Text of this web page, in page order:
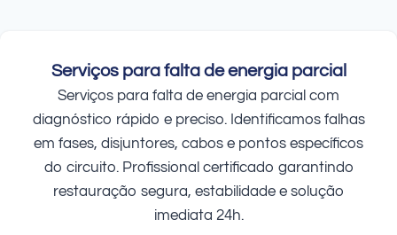
Serviços para falta de energia parcial
Serviços para falta de energia parcial com
diagnóstico rápido e preciso. Identificamos falhas
em fases, disjuntores, cabos e pontos específicos
do circuito. Profissional certificado garantindo
restauração segura, estabilidade e solução
imediata 24h.